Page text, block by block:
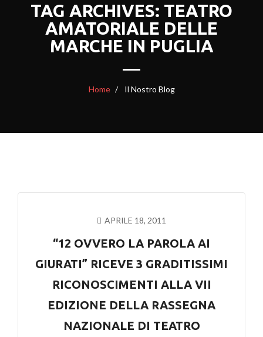
TAG ARCHIVES: TEATRO
AMATORIALE DELLE
MARCHE IN PUGLIA
Home Il Nostro Blog
APRILE 18, 2011
“12 OVVERO LA PAROLA AI
GIURATI” RICEVE 3 GRADITISSIMI
RICONOSCIMENTI ALLA VII
EDIZIONE DELLA RASSEGNA
NAZIONALE DI TEATRO